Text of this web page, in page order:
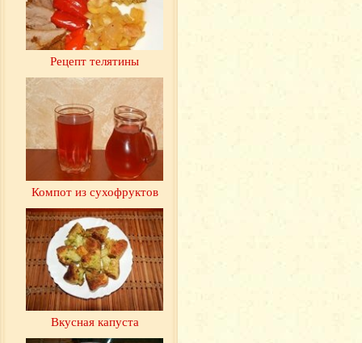
Рецепт телятины
Компот из сухофруктов
Вкусная капуста